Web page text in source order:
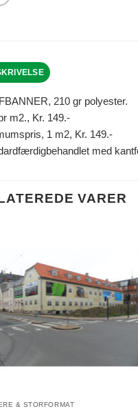
210 gr polyester.
m2., Kr. 149.-
1 m2, Kr. 149.-
med
VARER
& STORFORMAT